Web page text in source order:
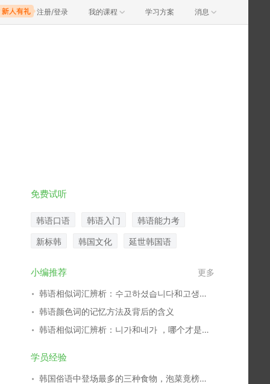
注册/登录 我的课程 学习方案 消息
免费试听
韩语口语 韩语入门 韩语能力考
新标韩 韩国文化 延世韩国语
小编推荐 更多
韩语相似词汇辨析：수고하셨습니다和고생하셨습니다
韩语颜色词的记忆方法及背后的含义
韩语相似词汇辨析：니가和네가 ，哪个才是标准语？
学员经验
韩国俗语中登场最多的三种食物，泡菜竟榜上无名